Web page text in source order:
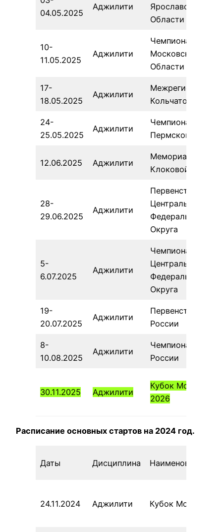
04.05.2025
Аджилити
Ярославской
Области
10-
11.05.2025
Аджилити
Чемпионат
Московской
Области
17-
18.05.2025
Аджилити
Кольчатов
24-
25.05.2025
Аджилити
Чемпионат
Пермского Края
12.06.2025 Аджилити
Мемориал
Клоковой
28-
29.06.2025
Аджилити
Первенство
Центрального
Федерального
Округа
5-
6.07.2025
Аджилити
Чемпионат
Центрального
Федерального
Округа
19-
20.07.2025
Аджилити
Первенство
России
8-
10.08.2025
Аджилити
Чемпионат
России
30.11.2025 Аджилити
Кубок Москвы
2026
Расписание основных стартов на 2024 год.
Даты Дисциплина Наименование
24.11.2024 Аджилити Кубок Москвы